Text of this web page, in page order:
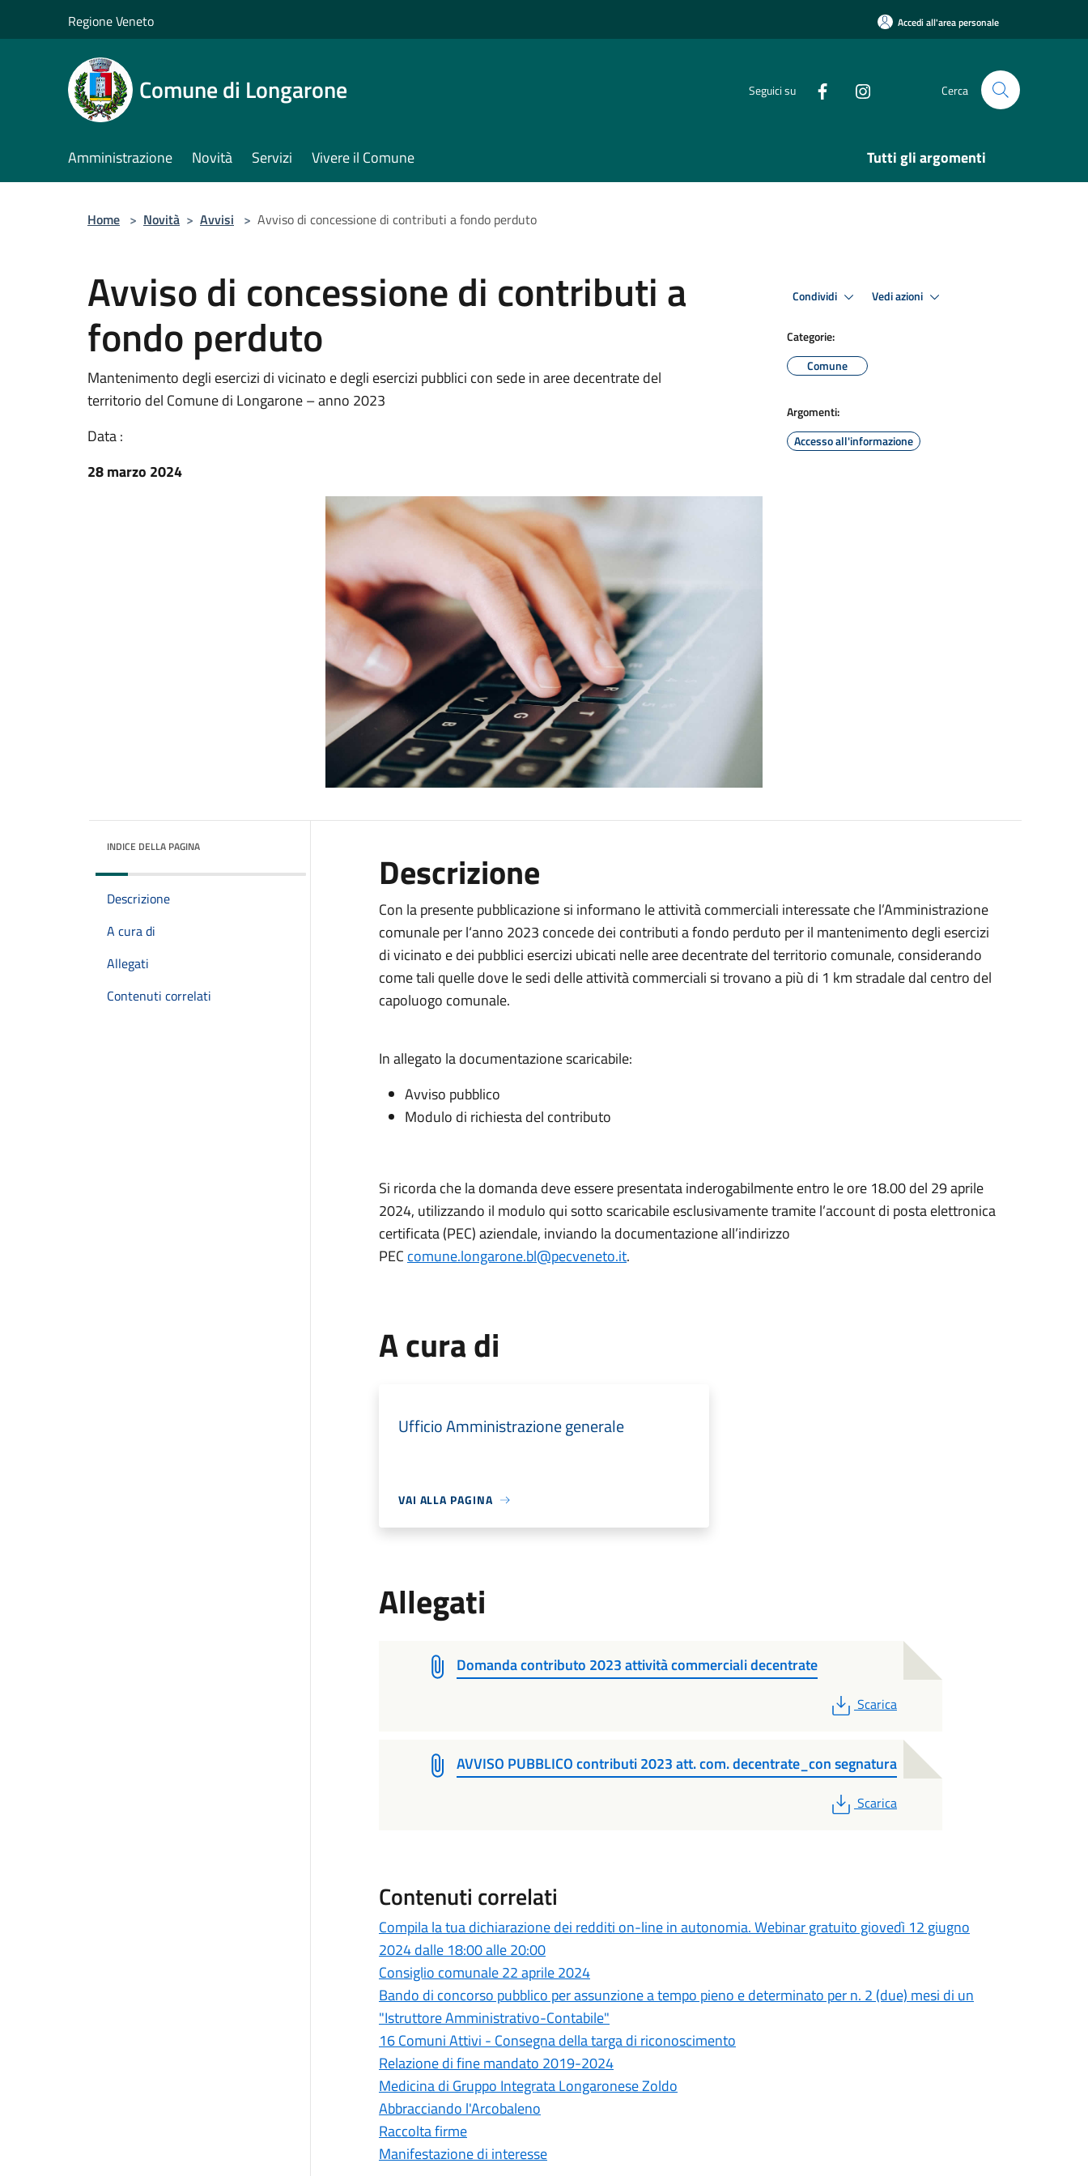
Regione Veneto Accedi all'area personale
Comune di Longarone Seguici su Cerca
Amministrazione Novità Servizi Vivere il Comune Tutti gli argomenti
Home > Novità > Avvisi > Avviso di concessione di contributi a fondo perduto
Avviso di concessione di contributi a
fondo perduto
Mantenimento degli esercizi di vicinato e degli esercizi pubblici con sede in aree decentrate del
territorio del Comune di Longarone – anno 2023
Data :
28 marzo 2024
Condividi Vedi azioni
Categorie:
Comune
Argomenti:
Accesso all'informazione
INDICE DELLA PAGINA
Descrizione
A cura di
Allegati
Contenuti correlati
Descrizione
Con la presente pubblicazione si informano le attività commerciali interessate che l’Amministrazione
comunale per l‘anno 2023 concede dei contributi a fondo perduto per il mantenimento degli esercizi
di vicinato e dei pubblici esercizi ubicati nelle aree decentrate del territorio comunale, considerando
come tali quelle dove le sedi delle attività commerciali si trovano a più di 1 km stradale dal centro del
capoluogo comunale.
In allegato la documentazione scaricabile:
Avviso pubblico
Modulo di richiesta del contributo
Si ricorda che la domanda deve essere presentata inderogabilmente entro le ore 18.00 del 29 aprile
2024, utilizzando il modulo qui sotto scaricabile esclusivamente tramite l’account di posta elettronica
certificata (PEC) aziendale, inviando la documentazione all’indirizzo
PEC comune.longarone.bl@pecveneto.it.
A cura di
Ufficio Amministrazione generale
VAI ALLA PAGINA
Allegati
Domanda contributo 2023 attività commerciali decentrate
PDF
Scarica
AVVISO PUBBLICO contributi 2023 att. com. decentrate_con segnatura
PDF
Scarica
Contenuti correlati
Compila la tua dichiarazione dei redditi on-line in autonomia. Webinar gratuito giovedì 12 giugno
2024 dalle 18:00 alle 20:00
Consiglio comunale 22 aprile 2024
Bando di concorso pubblico per assunzione a tempo pieno e determinato per n. 2 (due) mesi di un
"Istruttore Amministrativo-Contabile"
16 Comuni Attivi - Consegna della targa di riconoscimento
Relazione di fine mandato 2019-2024
Medicina di Gruppo Integrata Longaronese Zoldo
Abbracciando l'Arcobaleno
Raccolta firme
Manifestazione di interesse